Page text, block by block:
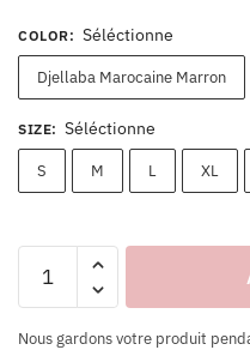
COLOR: Séléctionne
Djellaba Marocaine Marron
SIZE: Séléctionne
S M L XL
Nous gardons votre produit